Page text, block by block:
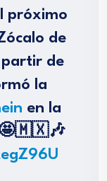
próximo
de
partir de
la
en la